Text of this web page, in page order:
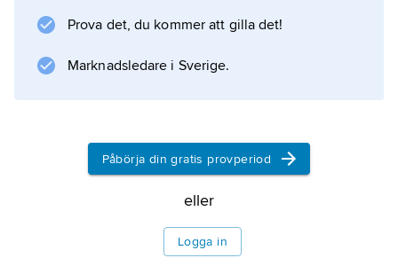
Ystad är omfattande.
Prova det, du kommer att gilla det!
Marknadsledare i Sverige.
Påbörja din gratis provperiod
eller
Logga in